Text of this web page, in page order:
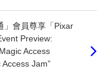
」會員尊享「Pixar
Preview:
Access
Jam”